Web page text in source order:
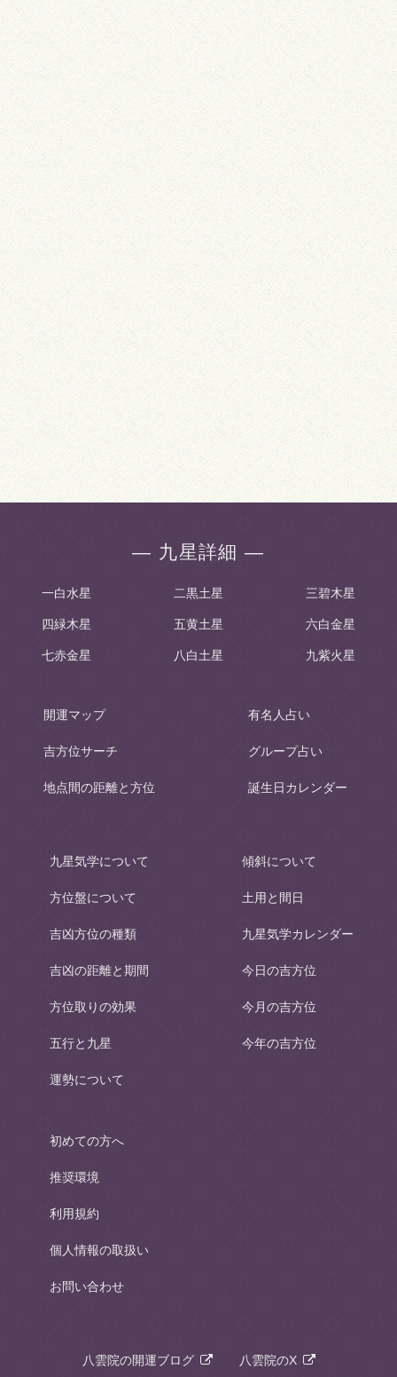
― 九星詳細 ―
一白水星 二黒土星 三碧木星
四緑木星 五黄土星 六白金星
七赤金星 八白土星 九紫火星
開運マップ
吉方位サーチ
地点間の距離と方位
有名人占い
グループ占い
誕生日カレンダー
九星気学について
方位盤について
吉凶方位の種類
吉凶の距離と期間
方位取りの効果
五行と九星
運勢について
傾斜について
土用と間日
九星気学カレンダー
今日の吉方位
今月の吉方位
今年の吉方位
初めての方へ
推奨環境
利用規約
個人情報の取扱い
お問い合わせ
八雲院の開運ブログ 八雲院のX